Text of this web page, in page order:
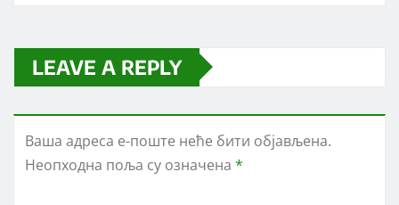
LEAVE A REPLY
Ваша адреса е-поште неће бити објављена.
Неопходна поља су означена *